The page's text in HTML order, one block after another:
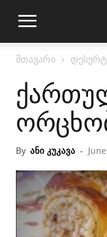
მთავარი
By ანი კუკავა -